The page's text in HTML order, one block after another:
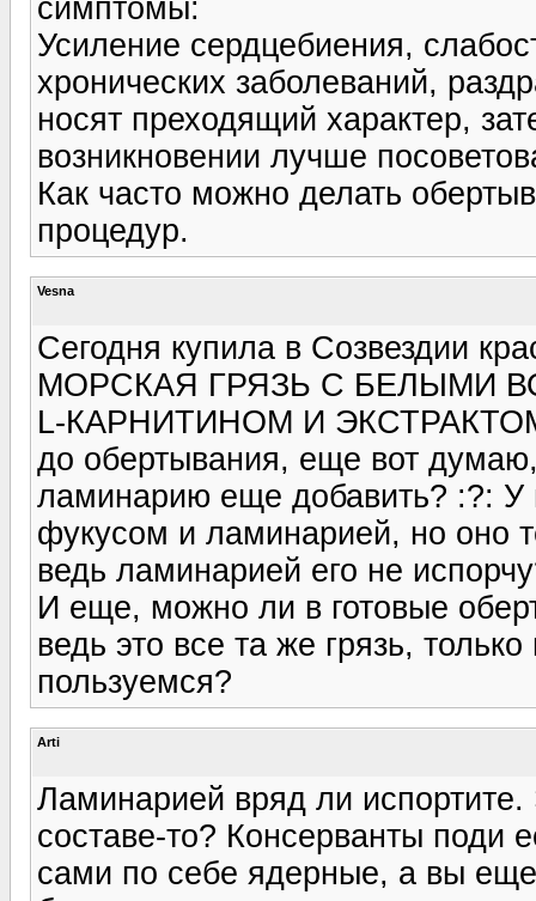
симптомы:
Усиление сердцебиения,
хронических заболеваний,
носят преходящий характер,
возникновении лучше
Как часто можно делать
процедур.
Vesna
Сегодня купила в Созвездии
МОРСКАЯ ГРЯЗЬ С БЕЛЫМИ
L-КАРНИТИНОМ И
до обертывания, еще вот
ламинарию еще добавить? :?: У
фукусом и ламинарией, но оно
ведь ламинарией его не
И еще, можно ли в готовые
ведь это все та же грязь,
пользуемся?
Arti
Ламинарией вряд ли
составе-то? Консерванты поди
сами по себе ядерные, а вы